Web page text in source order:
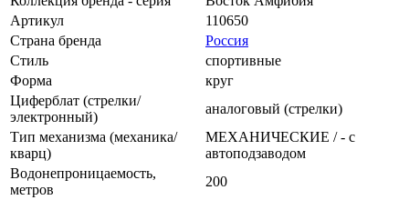
Артикул
110650
Страна бренда
Россия
Стиль
спортивные
Форма
круг
Циферблат (стрелки/
электронный)
аналоговый (стрелки)
Тип механизма (механика/
кварц)
МЕХАНИЧЕСКИЕ / - с
автоподзаводом
Водонепроницаемость,
метров
200